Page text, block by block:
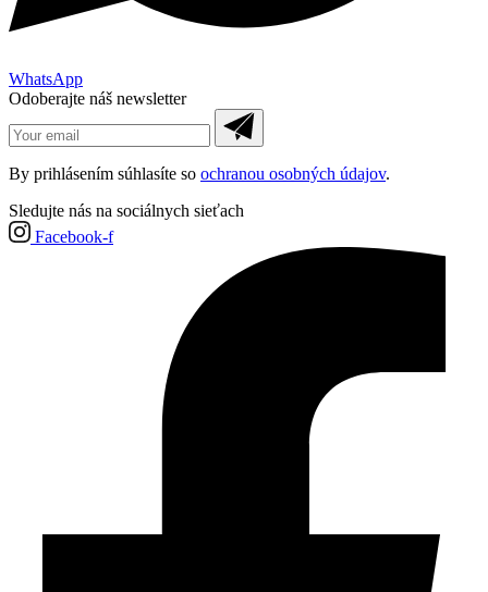
WhatsApp
Odoberajte náš newsletter
By prihlásením súhlasíte so ochranou osobných údajov.
Sledujte nás na sociálnych sieťach
Facebook-f